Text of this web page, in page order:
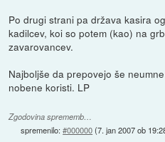
Po drugi strani pa država kasira
kadilcev, koi so potem (kao) na
zavarovancev.
Najboljše da prepovejo še
nobene koristi. LP
Zgodovina sprememb…
spremenilo:#000000(7. jan 2007 ob